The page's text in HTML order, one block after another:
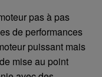
pas à pas
de performances
puissant mais
mise au point